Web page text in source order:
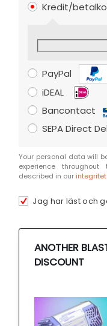
Kredit/
PayPal
iDEAL
Bancontact
SEPA Direct
Your personal data will
experience
described in our
Jag har läst och
ANOTHER
DISCOUNT